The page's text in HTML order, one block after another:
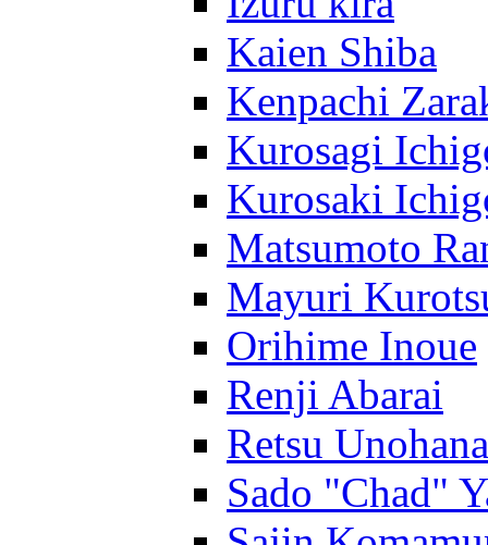
Kaien Shiba
Kenpachi
Kurosagi
Kurosaki
Matsumoto
Mayuri
Orihime Inoue
Renji Abarai
Retsu Unohana
Sado "Chad"